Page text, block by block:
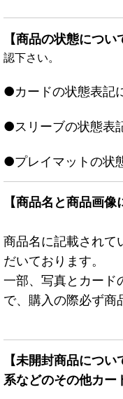
【商品の状態につい
認下さい。
●カードの状態表記
●スリーブの状態表
●プレイマットの状
【商品名と商品画像
商品名に記載されて
だいております。
一部、写真とカード
で、購入の際必ず商
【未開封商品につ
系などのその他カー